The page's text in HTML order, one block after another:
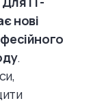
нові
.